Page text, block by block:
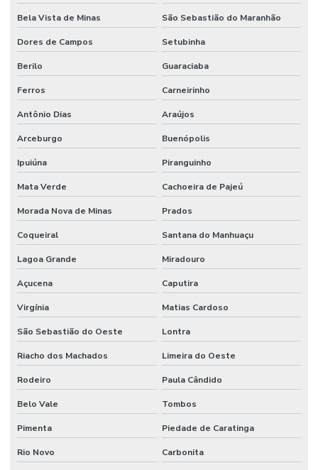
Bela Vista de Minas São Sebastião do Maranhão
Dores de Campos Setubinha
Berilo Guaraciaba
Ferros Carneirinho
Antônio Dias Araújos
Arceburgo Buenópolis
Ipuiúna Piranguinho
Mata Verde Cachoeira de Pajeú
Morada Nova de Minas Prados
Coqueiral Santana do Manhuaçu
Lagoa Grande Miradouro
Açucena Caputira
Virgínia Matias Cardoso
São Sebastião do Oeste Lontra
Riacho dos Machados Limeira do Oeste
Rodeiro Paula Cândido
Belo Vale Tombos
Pimenta Piedade de Caratinga
Rio Novo Carbonita